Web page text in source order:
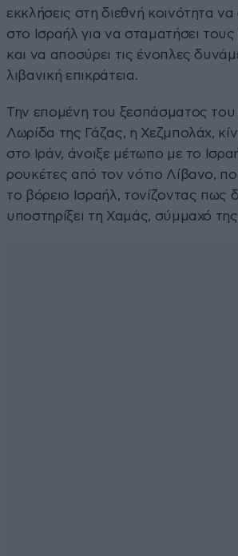
εκκλήσεις στη διεθνή κοινότητα να
στο Ισραήλ για να σταματήσει
και να αποσύρει τις ένοπλες
λιβανική επικράτεια.
Την επομένη του ξεσπάσματος
Λωρίδα της Γάζας, η Χεζμπολάχ,
στο Ιράν, άνοιξε μέτωπο με το
ρουκέτες από τον νότιο Λίβανο,
το βόρειο Ισραήλ, τονίζοντας πως
υποστηρίξει τη Χαμάς, σύμμαχό